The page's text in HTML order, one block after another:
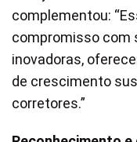
complementou:
compromisso com
inovadoras,
de crescimento
corretores.”